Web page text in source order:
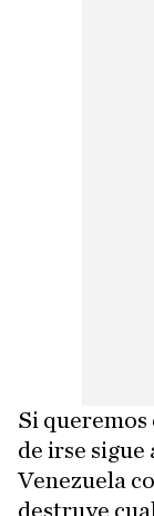
Si
de irse
Venezuela
destruye